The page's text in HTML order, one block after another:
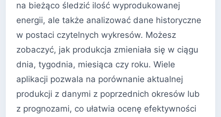
na bieżąco śledzić ilość wyprodukowanej
energii, ale także analizować dane historyczne
w postaci czytelnych wykresów. Możesz
zobaczyć, jak produkcja zmieniała się w ciągu
dnia, tygodnia, miesiąca czy roku. Wiele
aplikacji pozwala na porównanie aktualnej
produkcji z danymi z poprzednich okresów lub
z prognozami, co ułatwia ocenę efektywności